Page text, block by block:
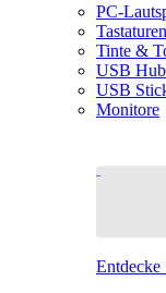
PC-
Tinte &
USB
USB
Monitore
Entdecke